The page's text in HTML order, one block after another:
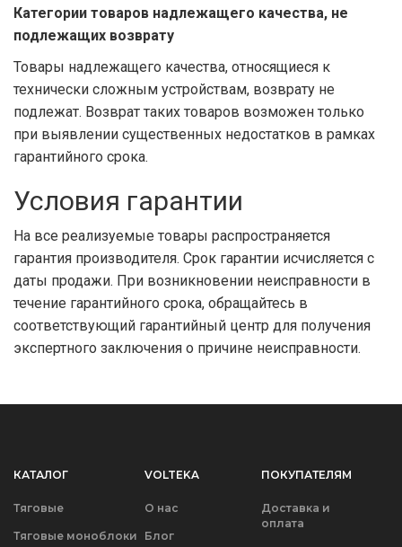
Категории товаров надлежащего качества, не
подлежащих возврату
Товары надлежащего качества, относящиеся к
технически сложным устройствам, возврату не
подлежат. Возврат таких товаров возможен только
при выявлении существенных недостатков в рамках
гарантийного срока.
Условия гарантии
На все реализуемые товары распространяется
гарантия производителя. Срок гарантии исчисляется с
даты продажи. При возникновении неисправности в
течение гарантийного срока, обращайтесь в
соответствующий гарантийный центр для получения
экспертного заключения о причине неисправности.
КАТАЛОГ
Тяговые
Тяговые моноблоки
VOLTEKA
О нас
Блог
ПОКУПАТЕЛЯМ
Доставка и
оплата